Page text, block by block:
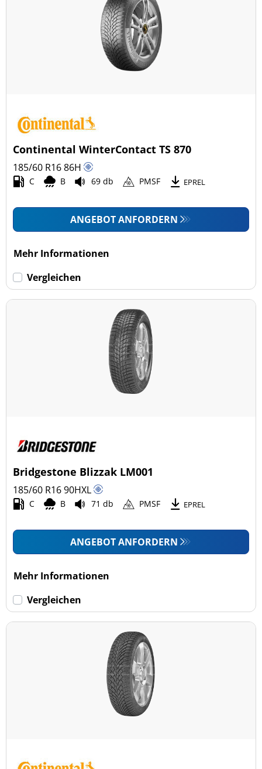
Continental WinterContact TS 870
185/60 R1686H
C B 69 db PMSF EPREL
ANGEBOT ANFORDERN
Mehr Informationen
Vergleichen
Bridgestone Blizzak LM001
185/60 R1690HXL
C B 71 db PMSF EPREL
ANGEBOT ANFORDERN
Mehr Informationen
Vergleichen